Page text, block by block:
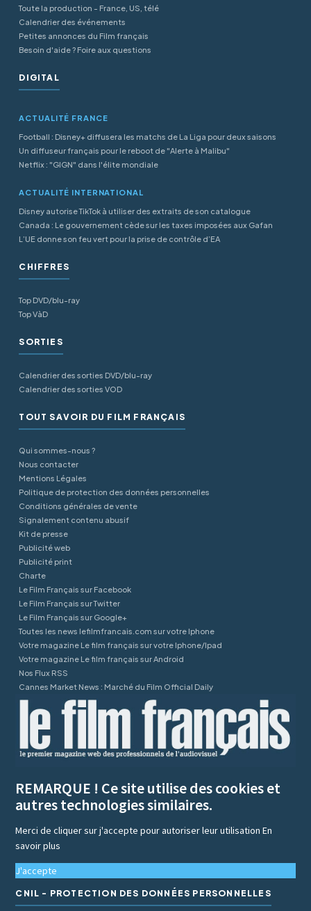
Toute la production - France, US, télé
Calendrier des événements
Petites annonces du Film français
Besoin d'aide ? Foire aux questions
DIGITAL
ACTUALITÉ FRANCE
Football : Disney+ diffusera les matchs de La Liga pour deux saisons
Un diffuseur français pour le reboot de "Alerte à Malibu"
Netflix : "GIGN" dans l'élite mondiale
ACTUALITÉ INTERNATIONAL
Disney autorise TikTok à utiliser des extraits de son catalogue
Canada : Le gouvernement cède sur les taxes imposées aux Gafan
L’UE donne son feu vert pour la prise de contrôle d’EA
CHIFFRES
Top DVD/blu-ray
Top VàD
SORTIES
Calendrier des sorties DVD/blu-ray
Calendrier des sorties VOD
TOUT SAVOIR DU FILM FRANÇAIS
Qui sommes-nous ?
Nous contacter
Mentions Légales
Politique de protection des données personnelles
Conditions générales de vente
Signalement contenu abusif
Kit de presse
Publicité web
Publicité print
Charte
Le Film Français sur Facebook
Le Film Français sur Twitter
Le Film Français sur Google+
Toutes les news lefilmfrancais.com sur votre Iphone
Votre magazine Le film français sur votre Iphone/Ipad
Votre magazine Le film français sur Android
Nos Flux RSS
Cannes Market News : Marché du Film Official Daily
REMARQUE ! Ce site utilise des cookies et
autres technologies similaires.
Merci de cliquer sur j'accepte pour autoriser leur utilisationEn
savoir plus
J'accepte
CNIL - PROTECTION DES DONNÉES PERSONNELLES